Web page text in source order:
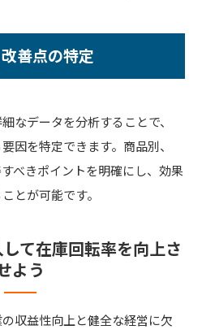
善点の特定
なデータを分析することで、
因を特定できます。商品別、
べきポイントを明確にし、効果
とが可能です。
て在庫回転率を向上さ
よう
収益性向上と健全な経営に欠